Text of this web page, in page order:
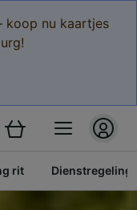
koop nu kaartjes
rit Dienstregeling